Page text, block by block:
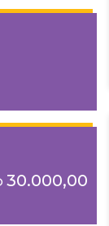
30.000,00